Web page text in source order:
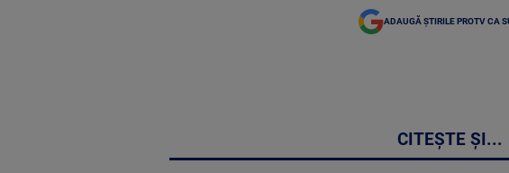
ADAUGĂ ȘTIRILE PROTV CA
CITEȘTE ȘI...